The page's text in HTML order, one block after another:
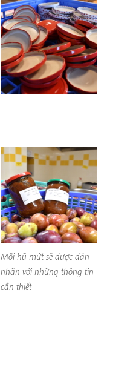
Mỗi hũ mứt sẽ được dán
nhãn với những thông tin
cần thiết